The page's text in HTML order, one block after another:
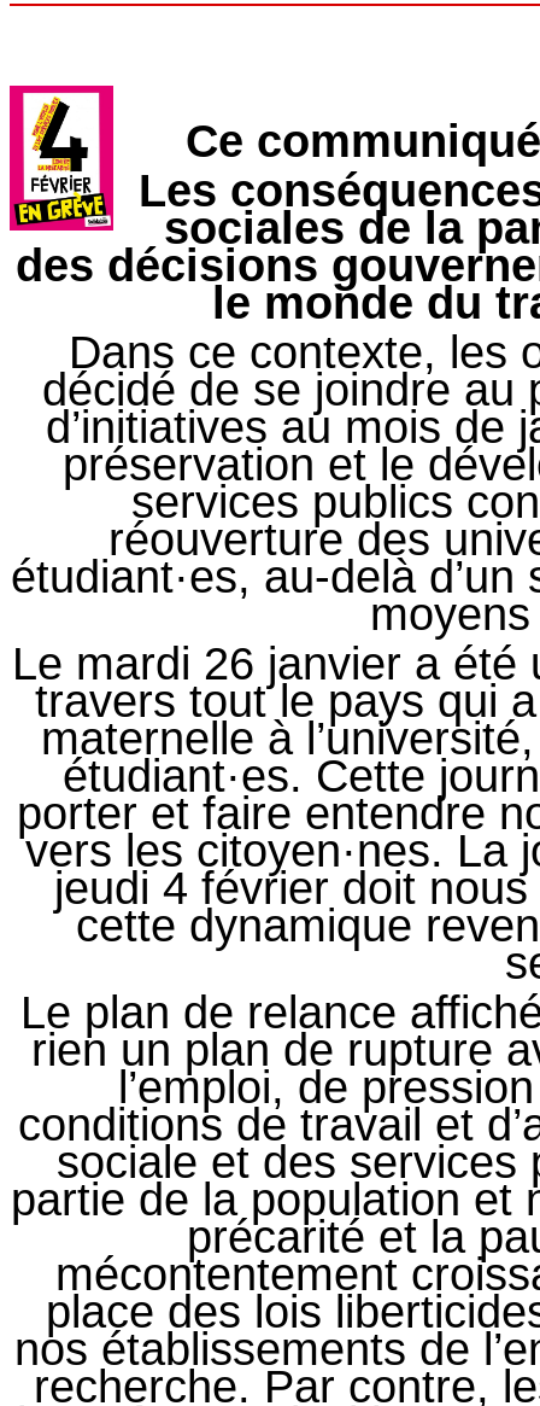
Ce
Les
sociales de la
des décisions
le monde du
Dans ce contexte, les
décidé de se joindre au
d’initiatives au mois de
préservation et le
services publics
réouverture des
étudiant·es, au-delà
Le mardi 26 janvier a
travers tout le pays qui
maternelle à
étudiant·es. Cette
porter et faire entendre
vers les citoyen·nes. La
jeudi 4 février doit
cette dynamique
Le plan de relance
rien un plan de rupture
l’emploi, de
conditions de travail et
sociale et des services
partie de la population et
précarité et la
mécontentement
place des lois
nos établissements de
recherche. Par contre,